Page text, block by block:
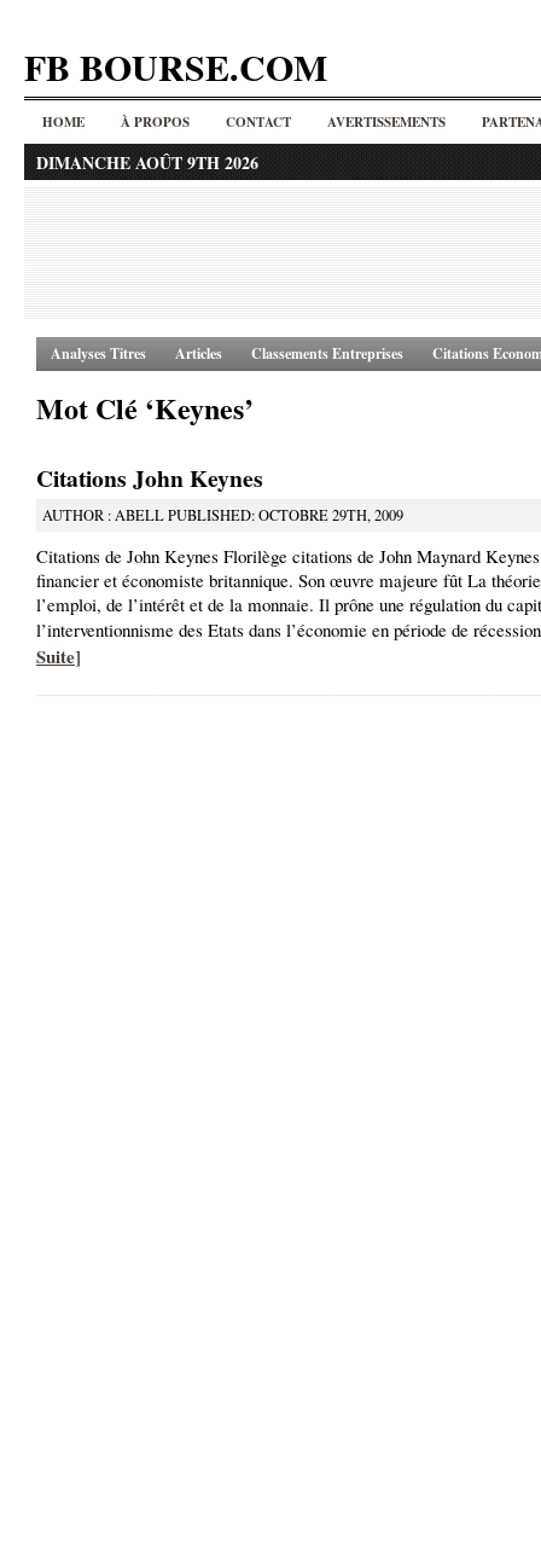
FB BOURSE.COM
HOME À PROPOS CONTACT AVERTISSEMENTS
DIMANCHE AOÛT 9TH 2026
Analyses Titres Articles Classements Entreprises Citations
Mot Clé ‘Keynes’
Citations John Keynes
AUTHOR : ABELL PUBLISHED: OCTOBRE 29TH, 2009
Citations de John Keynes Florilège citations de John Maynard
financier et économiste britannique. Son œuvre majeure fût La
l’emploi, de l’intérêt et de la monnaie. Il prône une régulation du
l’interventionnisme des Etats dans l’économie en période de
Suite]